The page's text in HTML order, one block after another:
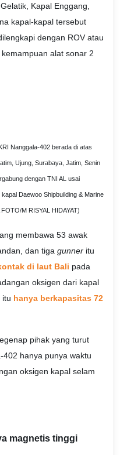
Kapal Enggang,
kapal-kapal tersebut
dengan ROV atau
alat sonar 2
Nanggala-402 berada di atas
Ujung, Surabaya, Jatim, Senin
dengan TNI AL usai
Daewoo Shipbuilding & Marine
M RISYAL HIDAYAT)
membawa 53 awak
dan tiga gunner itu
di laut Bali pada
oksigen dari kapal
itu hanya berkapasitas 72
pihak yang turut
hanya punya waktu
oksigen kapal selam
magnetis tinggi